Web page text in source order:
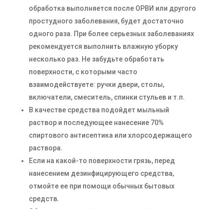
обработка выполняется после ОРВИ или другого
простудного заболевания, будет достаточно
одного раза. При более серьезных заболеваниях
рекомендуется выполнить влажную уборку
несколько раз. Не забудьте обработать
поверхности, с которыми часто
взаимодействуете: ручки двери, столы,
включатели, смеситель, спинки стульев и т.п.
В качестве средства подойдет мыльный
раствор и последующее нанесение 70%
спиртового антисептика или хлорсодержащего
раствора.
Если на какой-то поверхности грязь, перед
нанесением дезинфицирующего средства,
отмойте ее при помощи обычных бытовых
средств.